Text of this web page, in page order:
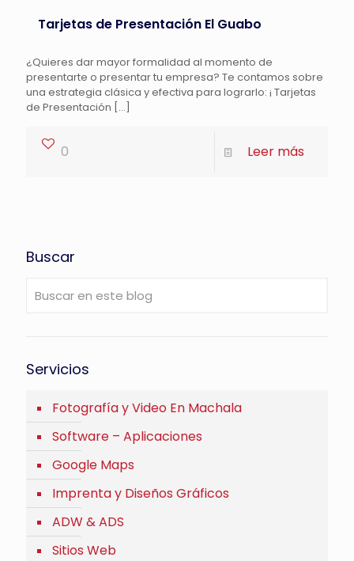
Tarjetas de Presentación El Guabo
¿Quieres dar mayor formalidad al momento de
presentarte o presentar tu empresa? Te contamos sobre
una estrategia clásica y efectiva para lograrlo: ¡ Tarjetas
de Presentación […]
0 Leer más
Buscar
Servicios
Fotografía y Video En Machala
Software – Aplicaciones
Google Maps
Imprenta y Diseños Gráficos
ADW & ADS
Sitios Web